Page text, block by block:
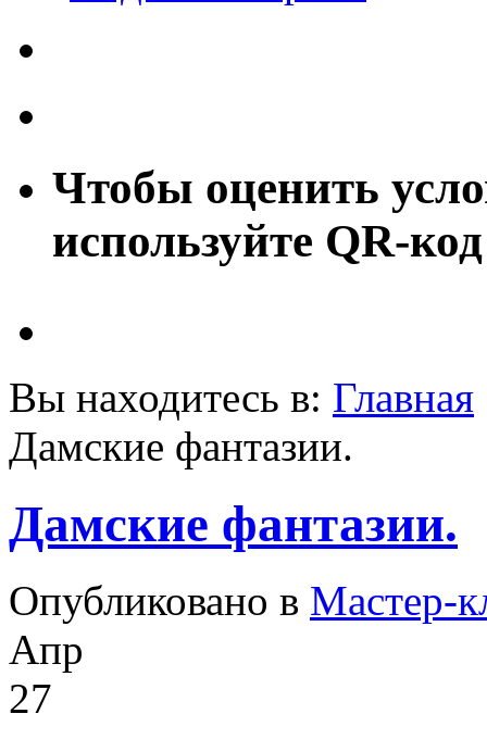
Чтобы оценить
используйте QR-код
Вы находитесь в: Главная
Дамские фантазии.
Дамские фантазии.
Опубликовано в Мастер-
Апр
27